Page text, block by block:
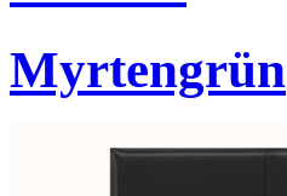
Myrtengrün